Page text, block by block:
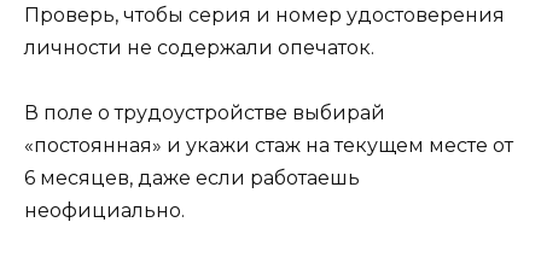
Проверь, чтобы серия и номер удостоверения
личности не содержали опечаток.
В поле о трудоустройстве выбирай
«постоянная» и укажи стаж на текущем месте от
6 месяцев, даже если работаешь
неофициально.